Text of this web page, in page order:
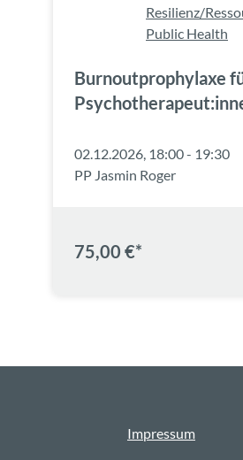
Resilienz/
Public Health
Burnoutprophylaxe
02.12.2026, 18:00 - 19:30
PP Jasmin Roger
75,00 €*
Impressum